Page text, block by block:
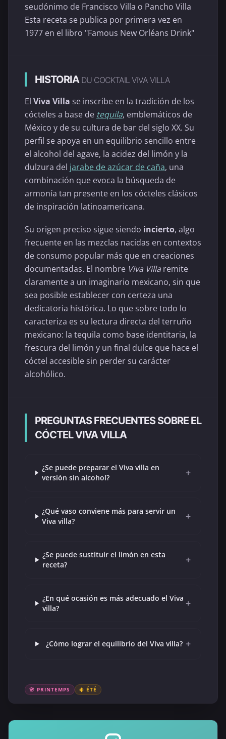
seudónimo de Francisco Villa o Pancho Villa
Esta receta se publica por primera vez en
1977 en el libro "Famous New Orléans Drink"
HISTORIA DU COCKTAIL VIVA VILLA
El Viva Villa se inscribe en la tradición de los
cócteles a base de tequila, emblemáticos de
México y de su cultura de bar del siglo XX. Su
perfil se apoya en un equilibrio sencillo entre
el alcohol del agave, la acidez del limón y la
dulzura del jarabe de azúcar de caña, una
combinación que evoca la búsqueda de
armonía tan presente en los cócteles clásicos
de inspiración latinoamericana.
Su origen preciso sigue siendo incierto, algo
frecuente en las mezclas nacidas en contextos
de consumo popular más que en creaciones
documentadas. El nombre Viva Villa remite
claramente a un imaginario mexicano, sin que
sea posible establecer con certeza una
dedicatoria histórica. Lo que sobre todo lo
caracteriza es su lectura directa del terruño
mexicano: la tequila como base identitaria, la
frescura del limón y un final dulce que hace el
cóctel accesible sin perder su carácter
alcohólico.
PREGUNTAS FRECUENTES SOBRE EL
CÓCTEL VIVA VILLA
¿Se puede preparar el Viva villa en
versión sin alcohol?
+
¿Qué vaso conviene más para servir un
Viva villa?
+
¿Se puede sustituir el limón en esta
receta?
+
¿En qué ocasión es más adecuado el Viva
villa?
+
¿Cómo lograr el equilibrio del Viva villa? +
🌸 PRINTEMPS ☀️ ÉTÉ